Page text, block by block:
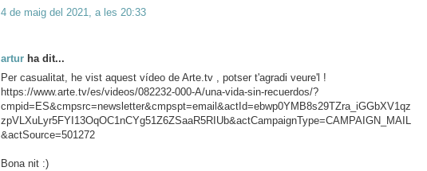
4 de maig del 2021, a les 20:33
artur ha dit...
Per casualitat, he vist aquest vídeo de Arte.tv , potser t'agradi veure'l !
https://www.arte.tv/es/videos/082232-000-A/una-vida-sin-recuerdos/?
cmpid=ES&cmpsrc=newsletter&cmpspt=email&actId=ebwp0YMB8s29TZra_iGGbXV1qz
zpVLXuLyr5FYI13OqOC1nCYg51Z6ZSaaR5RIUb&actCampaignType=CAMPAIGN_MAIL
&actSource=501272
Bona nit :)